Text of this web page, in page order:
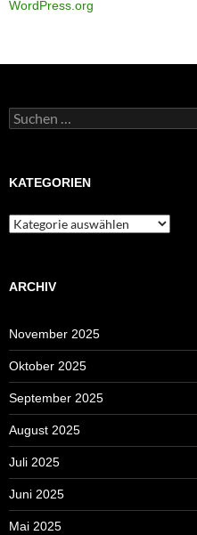
WordPress.org
Suchen
nach:
KATEGORIEN
Kategorien
ARCHIV
November 2025
Oktober 2025
September 2025
August 2025
Juli 2025
Juni 2025
Mai 2025